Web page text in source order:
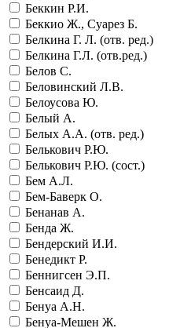
Беккин Р.И.
Беккио Ж., Суарез Б.
Белкина Г. Л. (отв. ред.)
Белкина Г.Л. (отв.ред.)
Белов С.
Беловинский Л.В.
Белоусова Ю.
Белый А.
Белых А.А. (отв. ред.)
Белькович Р.Ю.
Белькович Р.Ю. (сост.)
Бем А.Л.
Бем-Баверк О.
Бенанав А.
Бенда Ж.
Бендерский И.И.
Бенедикт Р.
Беннигсен Э.П.
Бенсаид Д.
Бенуа А.Н.
Бенуа-Мешен Ж.